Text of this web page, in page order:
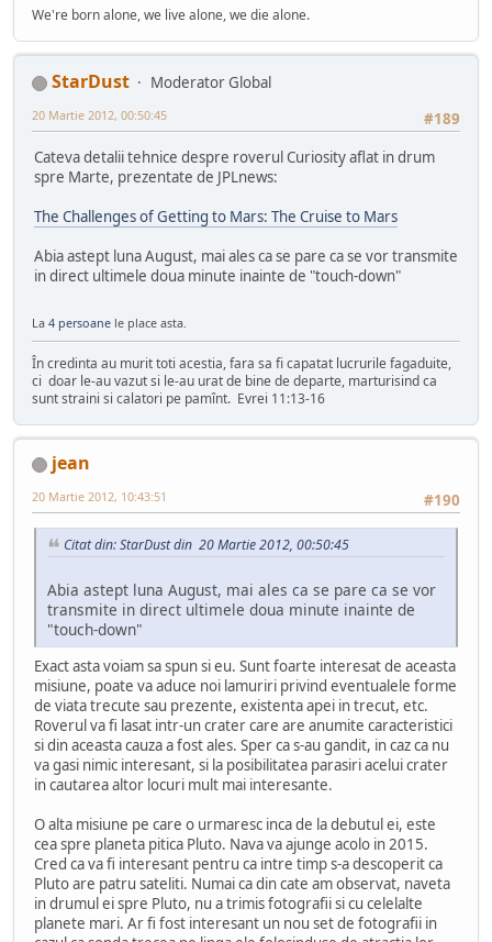
We're born alone, we live alone, we die alone.
StarDust
Moderator Global
#189
20 Martie 2012, 00:50:45
Cateva detalii tehnice despre roverul Curiosity aflat in drum
spre Marte, prezentate de JPLnews:
The Challenges of Getting to Mars: The Cruise to Mars
Abia astept luna August, mai ales ca se pare ca se vor transmite
in direct ultimele doua minute inainte de "touch-down"
La 4 persoane le place asta.
În credinta au murit toti acestia, fara sa fi capatat lucrurile fagaduite,
ci doar le-au vazut si le-au urat de bine de departe, marturisind ca
sunt straini si calatori pe pamînt. Evrei 11:13-16
jean
#190
20 Martie 2012, 10:43:51
Citat din: StarDust din 20 Martie 2012, 00:50:45
Abia astept luna August, mai ales ca se pare ca se vor
transmite in direct ultimele doua minute inainte de
"touch-down"
Exact asta voiam sa spun si eu. Sunt foarte interesat de aceasta
misiune, poate va aduce noi lamuriri privind eventualele forme
de viata trecute sau prezente, existenta apei in trecut, etc.
Roverul va fi lasat intr-un crater care are anumite caracteristici
si din aceasta cauza a fost ales. Sper ca s-au gandit, in caz ca nu
va gasi nimic interesant, si la posibilitatea parasiri acelui crater
in cautarea altor locuri mult mai interesante.
O alta misiune pe care o urmaresc inca de la debutul ei, este
cea spre planeta pitica Pluto. Nava va ajunge acolo in 2015.
Cred ca va fi interesant pentru ca intre timp s-a descoperit ca
Pluto are patru sateliti. Numai ca din cate am observat, naveta
in drumul ei spre Pluto, nu a trimis fotografii si cu celelalte
planete mari. Ar fi fost interesant un nou set de fotografii in